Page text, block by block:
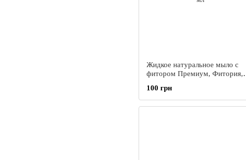
Жидкое натуральное мыло с
фитором Премиум, Фитория,
100 грн